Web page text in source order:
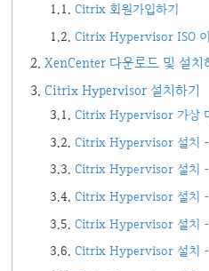
Citrix 회원가입하기
Citrix Hypervisor ISO
XenCenter 다운로드 및 설치
Citrix Hypervisor 설치하기
Citrix Hypervisor 가상
Citrix Hypervisor 설치 -
Citrix Hypervisor 설치 -
Citrix Hypervisor 설치 -
Citrix Hypervisor 설치 -
Citrix Hypervisor 설치 -